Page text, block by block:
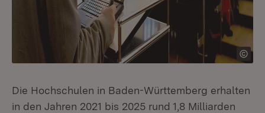
Die Hochschulen in Baden-Württemberg erhalten
in den Jahren 2021 bis 2025 rund 1,8 Milliarden